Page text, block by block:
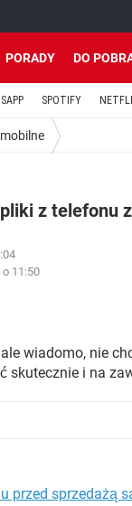
PORADY DO
SPOTIFY
z telefonu
11:50
wiadomo, nie
skutecznie i na
przed sprzedażą